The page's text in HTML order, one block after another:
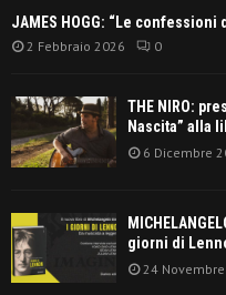
JAMES HOGG: “Le
2 Febbraio 2026 0
THE NIRO:
Nascita” alla
6 Dicembre
giorni di
24